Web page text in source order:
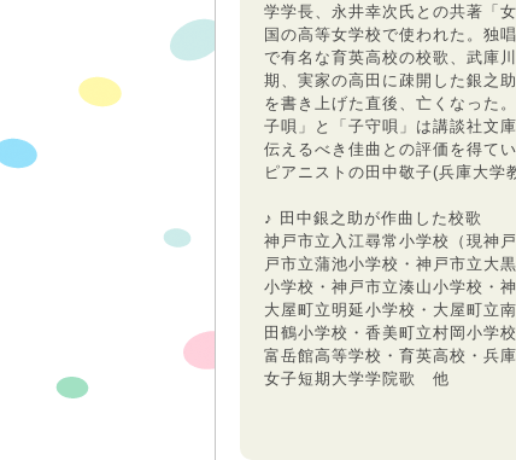
学学長、永井幸次氏との共著「
国の高等女学校で使われた。独
で有名な育英高校の校歌、武庫
期、実家の高田に疎開した銀之
を書き上げた直後、亡くなった
子唄」と「子守唄」は講談社文
伝えるべき佳曲との評価を得てい
ピアニストの田中敬子(兵庫大学
♪ 田中銀之助が作曲した校歌
神戸市立入江尋常小学校（現神
戸市立蒲池小学校・神戸市立大
小学校・神戸市立湊山小学校・
大屋町立明延小学校・大屋町立
田鶴小学校・香美町立村岡小学
富岳館高等学校・育英高校・兵
女子短期大学学院歌 他